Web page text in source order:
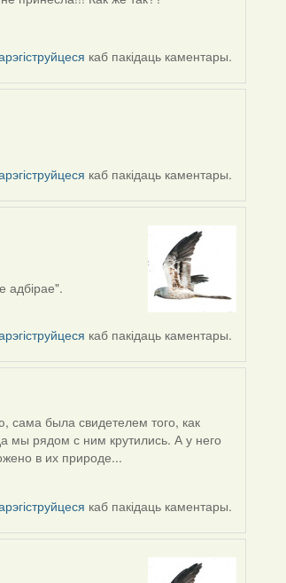
каб пакідаць каментары.
каб пакідаць каментары.
адбірае".
каб пакідаць каментары.
сама была свидетелем того, как
мы рядом с ним крутились. А у него
в их природе...
каб пакідаць каментары.